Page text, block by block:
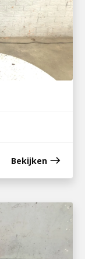
Bekijken east